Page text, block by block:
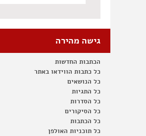
גישה מהירה
הכתבות החדשות
כל כתבות הווידאו באתר
כל הנושאים
כל התגיות
כל הסדרות
כל הסיקורים
כל הכתבות
כל תוכניות האולפן